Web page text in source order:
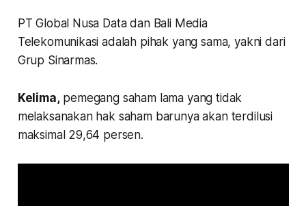
PT Global Nusa Data dan Bali Media
Telekomunikasi adalah pihak yang sama, yakni dari
Grup Sinarmas.
Kelima,pemegang saham lama yang tidak
melaksanakan hak saham barunya akan terdilusi
maksimal 29,64 persen.